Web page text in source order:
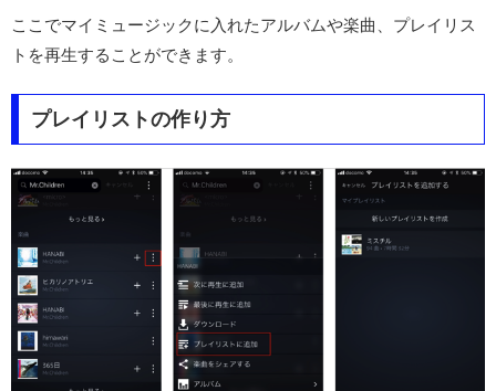
ここでマイミュージックに入れたアルバムや楽曲、プレイリス
トを再生することができます。
プレイリストの作り方